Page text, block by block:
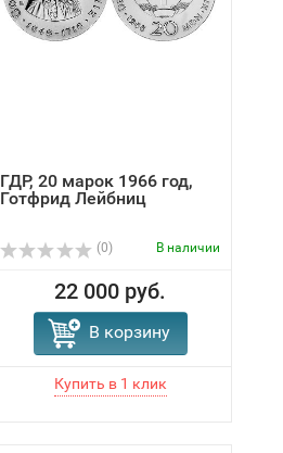
ГДР, 20 марок 1966 год,
Готфрид Лейбниц
(0) В наличии
22 000 руб.
В корзину